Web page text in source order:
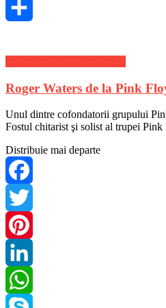
Skype
Roger Waters de la Pink
Unul dintre cofondatorii grupului
Fostul chitarist şi solist al trupei Pink
Distribuie mai departe
Facebook
Twitter
Pinterest
LinkedIn